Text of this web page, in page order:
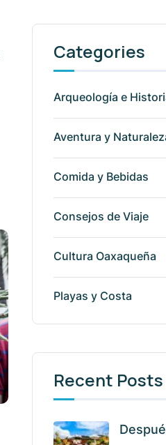
Categories
Arqueología e
Aventura y
Comida y Bebidas
Consejos de Viaje
Cultura Oaxaqueña
Playas y Costa
Recent Posts